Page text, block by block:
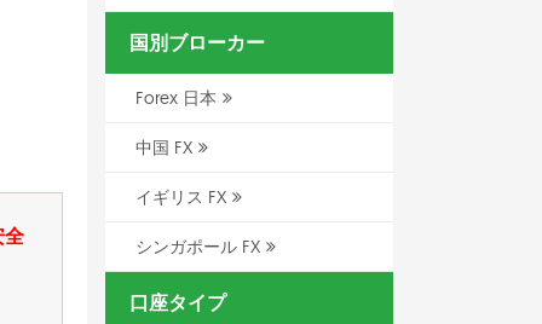
全
国別ブローカー
Forex 日本
中国 FX
イギリス FX
シンガポール FX
口座タイプ